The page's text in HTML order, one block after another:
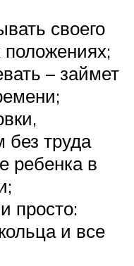
своего
– займет
труда
ребенка в
просто:
и все